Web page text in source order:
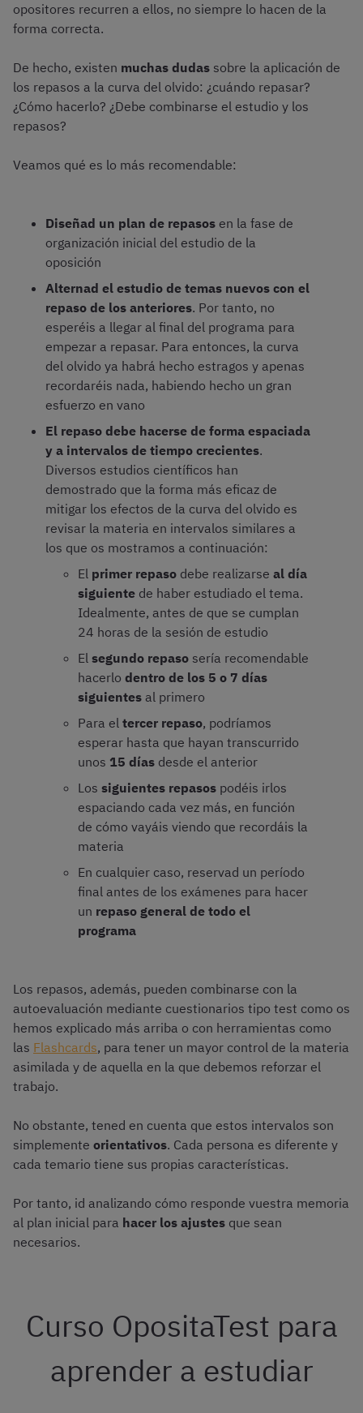
opositores recurren a ellos, no siempre lo hacen de la
forma correcta.
De hecho, existen muchas dudas sobre la aplicación de
los repasos a la curva del olvido: ¿cuándo repasar?
¿Cómo hacerlo? ¿Debe combinarse el estudio y los
repasos?
Veamos qué es lo más recomendable:
Diseñad un plan de repasos en la fase de
organización inicial del estudio de la
oposición
Alternad el estudio de temas nuevos con el
repaso de los anteriores. Por tanto, no
esperéis a llegar al final del programa para
empezar a repasar. Para entonces, la curva
del olvido ya habrá hecho estragos y apenas
recordaréis nada, habiendo hecho un gran
esfuerzo en vano
El repaso debe hacerse de forma espaciada
y a intervalos de tiempo crecientes.
Diversos estudios científicos han
demostrado que la forma más eficaz de
mitigar los efectos de la curva del olvido es
revisar la materia en intervalos similares a
los que os mostramos a continuación:
El primer repaso debe realizarse al día
siguiente de haber estudiado el tema.
Idealmente, antes de que se cumplan
24 horas de la sesión de estudio
El segundo repaso sería recomendable
hacerlo dentro de los 5 o 7 días
siguientes al primero
Para el tercer repaso, podríamos
esperar hasta que hayan transcurrido
unos 15 días desde el anterior
Los siguientes repasos podéis irlos
espaciando cada vez más, en función
de cómo vayáis viendo que recordáis la
materia
En cualquier caso, reservad un período
final antes de los exámenes para hacer
un repaso general de todo el
programa
Los repasos, además, pueden combinarse con la
autoevaluación mediante cuestionarios tipo test como os
hemos explicado más arriba o con herramientas como
las Flashcards, para tener un mayor control de la materia
asimilada y de aquella en la que debemos reforzar el
trabajo.
No obstante, tened en cuenta que estos intervalos son
simplemente orientativos. Cada persona es diferente y
cada temario tiene sus propias características.
Por tanto, id analizando cómo responde vuestra memoria
al plan inicial para hacer los ajustes que sean
necesarios.
Curso OpositaTest para
aprender a estudiar